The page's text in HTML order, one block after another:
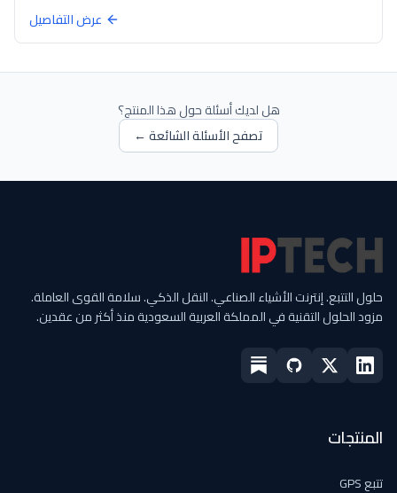
عرض التفاصيل
هل لديك أسئلة حول هذا المنتج؟
تصفح الأسئلة الشائعة ←
حلول التتبع. إنترنت الأشياء الصناعي. النقل الذكي. سلامة القوى العاملة.
مزود الحلول التقنية في المملكة العربية السعودية منذ أكثر من عقدين.
المنتجات
تتبع GPS